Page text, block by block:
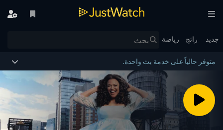
جديد رائج رياضة
متوفر حالياً على خدمة بث واحدة.